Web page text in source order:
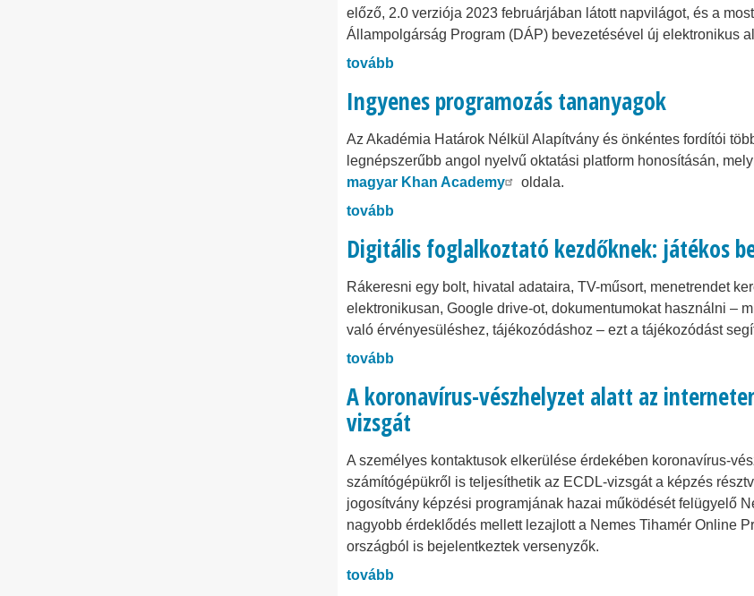
előző, 2.0 verziója 2023 februárjában látott napvilágot, és a
Állampolgárság Program (DÁP) bevezetésével új elektronikus
tovább
Ingyenes programozás tananyagok
Az Akadémia Határok Nélkül Alapítvány és önkéntes fordítói
legnépszerűbb angol nyelvű oktatási platform honosításán,
magyar Khan Academy
oldala.
tovább
Digitális foglalkoztató kezdőknek: játékos
Rákeresni egy bolt, hivatal adataira, TV-műsort, menetrendet
elektronikusan, Google drive-ot, dokumentumokat használni –
való érvényesüléshez, tájékozódáshoz – ezt a tájékozódást
tovább
A koronavírus-vészhelyzet alatt az
vizsgát
A személyes kontaktusok elkerülése érdekében koronavírus-
számítógépükről is teljesíthetik az ECDL-vizsgát a képzés
jogosítvány képzési programjának hazai működését felügyelő
nagyobb érdeklődés mellett lezajlott a Nemes Tihamér Online
országból is bejelentkeztek versenyzők.
tovább